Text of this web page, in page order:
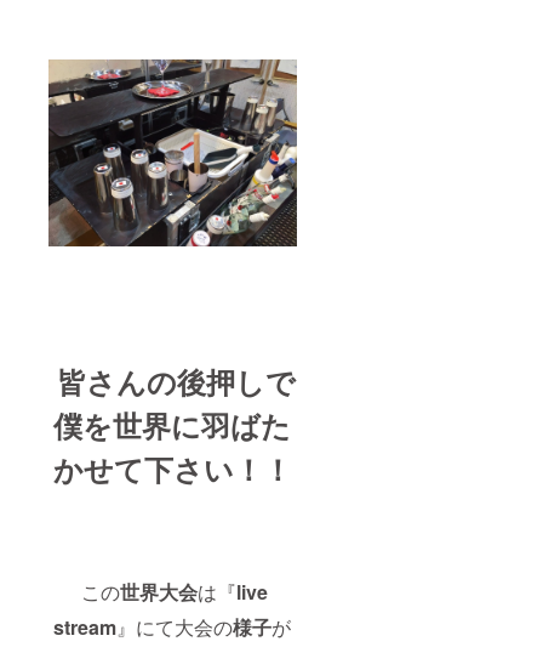
皆さんの後押しで
僕を世界に羽ばた
かせて下さい！！
この世界大会は『live
stream』にて大会の様子が